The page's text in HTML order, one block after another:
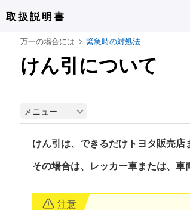
取扱説明書
万一の場合には 緊急時の対処法
けん引について
メニュー
けん引は、できるだけトヨタ販売店
その場合は、レッカー車または、車
注意